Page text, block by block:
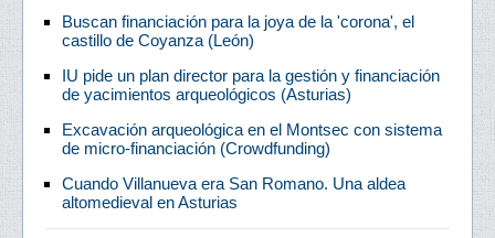
Buscan financiación para la joya de la 'corona', el
castillo de Coyanza (León)
IU pide un plan director para la gestión y financiación
de yacimientos arqueológicos (Asturias)
Excavación arqueológica en el Montsec con sistema
de micro-financiación (Crowdfunding)
Cuando Villanueva era San Romano. Una aldea
altomedieval en Asturias